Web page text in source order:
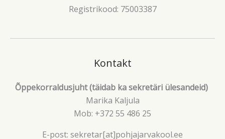
Registrikood: 75003387
Kontakt
Õppekorraldusjuht (täidab ka sekretäri ülesandeid)
Marika Kaljula
Mob: +372 55 486 25
E-post: sekretar[at]pohjajarvakool.ee